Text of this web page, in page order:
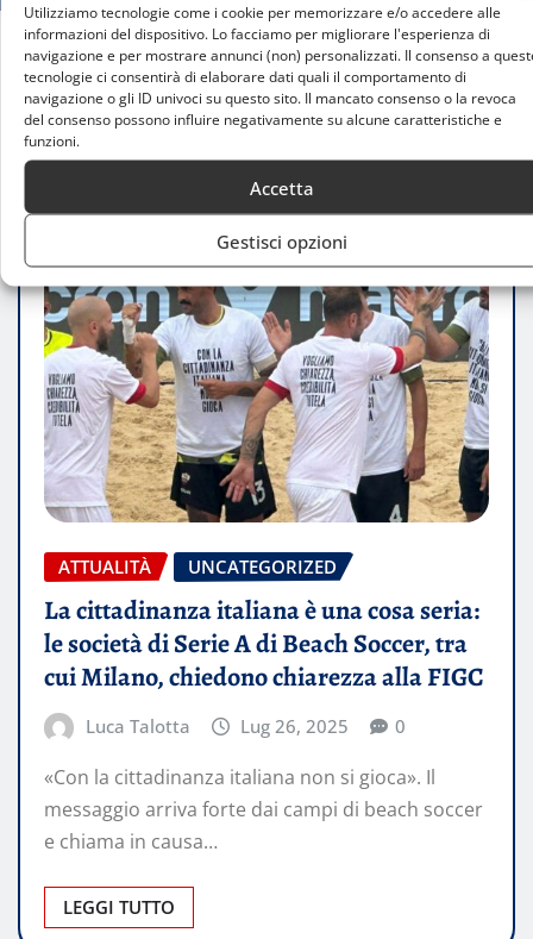
Utilizziamo tecnologie come i cookie per memorizzare e/o accedere alle
informazioni del dispositivo. Lo facciamo per migliorare l'esperienza di
navigazione e per mostrare annunci (non) personalizzati. Il consenso a
tecnologie ci consentirà di elaborare dati quali il comportamento di
navigazione o gli ID univoci su questo sito. Il mancato consenso o la revoca
del consenso possono influire negativamente su alcune caratteristiche e
funzioni.
Accetta
Gestisci opzioni
Home
La cittadinanza italiana è una cosa seria: le società
di Serie A di Beach Soccer, tra cui Milano, chiedono
chiarezza alla FIGC
ATTUALITÀ UNCATEGORIZED
La cittadinanza italiana è una cosa seria:
le società di Serie A di Beach Soccer, tra
cui Milano, chiedono chiarezza alla FIGC
Luca Talotta Lug 26, 2025 0
«Con la cittadinanza italiana non si gioca». Il
messaggio arriva forte dai campi di beach soccer
e chiama in causa…
LEGGI TUTTO